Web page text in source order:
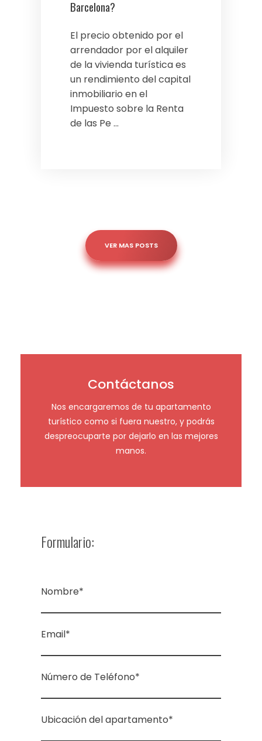
Barcelona?
El precio obtenido por el
arrendador por el alquiler
de la vivienda turística es
un rendimiento del capital
inmobiliario en el
Impuesto sobre la Renta
de las Pe ...
VER MAS POSTS
Contáctanos
Nos encargaremos de tu apartamento
turístico como si fuera nuestro, y podrás
despreocuparte por dejarlo en las mejores
manos.
Formulario:
Nombre*
Email*
Número de Teléfono*
Ubicación del apartamento*